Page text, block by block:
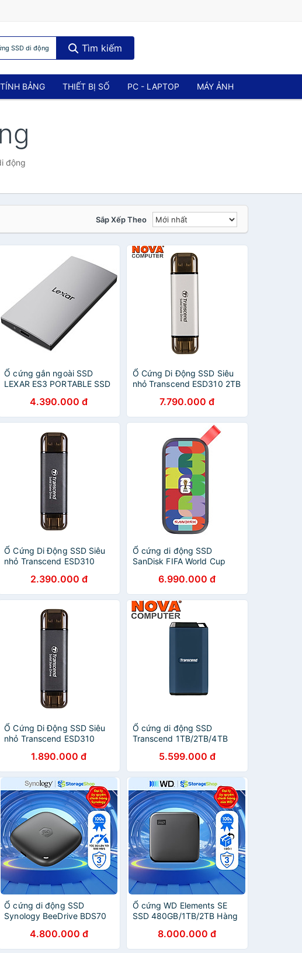
SSD di động Tìm kiếm
BẢNG THIẾT BỊ SỐ PC - LAPTOP MÁY ẢNH
động
Sắp Xếp Theo
Ổ cứng gắn ngoài SSD
LEXAR ES3 PORTABLE SSD
RNSNG) - Hàng Chính Hãng
4.390.000 đ
Ổ Cứng Di Động SSD Siêu
nhỏ Transcend ESD310 2TB
TS2TESD310 - Hàng Chính
Hãng
7.790.000 đ
Ổ Cứng Di Động SSD Siêu
nhỏ Transcend ESD310
TS256GESD310 - Hàng
Chính Hãng
2.390.000 đ
Ổ cứng di động SSD
SanDisk FIFA World Cup
USB 3.2 gen 2
(SDSSDE30F-1T00-G25) -
Hàng Chính Hãng
6.990.000 đ
Ổ Cứng Di Động SSD Siêu
nhỏ Transcend ESD310
TS128GESD310C - Hàng
Chính Hãng
1.890.000 đ
Ổ cứng di động SSD
Transcend 1TB/2TB/4TB
3.2 GEN 2x2 type C – Hàng
Chính Hãng
5.599.000 đ
Ổ cứng di động SSD
Synology BeeDrive BDS70
to 1050MB/s - Hàng chính
hãng
4.800.000 đ
Ổ cứng WD Elements SE
SSD 480GB/1TB/2TB Hàng
8.000.000 đ